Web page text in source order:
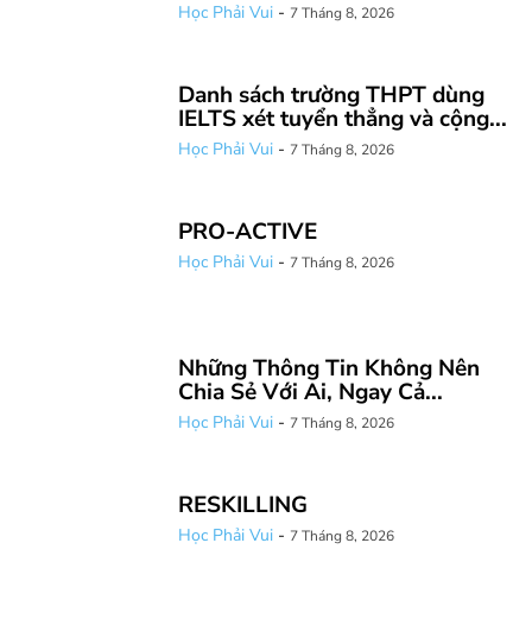
Học Phải Vui - 7 Tháng 8, 2026
Danh sách trường THPT dùng
IELTS xét tuyển thẳng và cộng...
Học Phải Vui - 7 Tháng 8, 2026
PRO-ACTIVE
Học Phải Vui - 7 Tháng 8, 2026
Những Thông Tin Không Nên
Chia Sẻ Với Ai, Ngay Cả...
Học Phải Vui - 7 Tháng 8, 2026
RESKILLING
Học Phải Vui - 7 Tháng 8, 2026